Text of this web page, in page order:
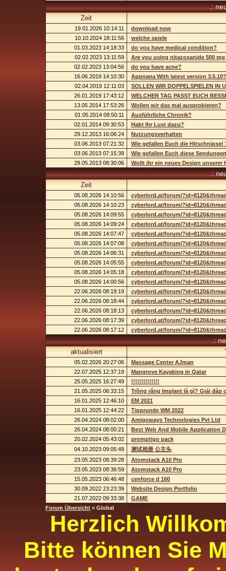
.:
Zeit
19.01.2026 10:14:11
download now
10.10.2024 18:11:56
welche spiele
01.03.2023 14:18:33
do you have medical condition?
02.02.2023 13:11:59
Are you using nitazoxanide 500
02.02.2023 13:04:56
do you have acne?
16.06.2019 14:10:30
Appnana With latest version
02.04.2019 12:11:03
SOLLEN WIR DOPPELSPIELEN IN
26.01.2019 17:43:12
WELCHER TAG PASST EUCH
13.05.2014 17:53:26
Wollen wir das mal ausprobieren?
01.05.2014 09:50:11
Ausführliche Chronik?
02.01.2014 09:30:53
Habt Ihr Lust dazu?
29.12.2013 16:06:24
Nutzungsverhalten
03.06.2013 07:21:32
Wie gefallen Euch die Hitschnipsel
03.06.2013 07:15:39
Wie gefallen Euch diese Sendungen
29.05.2013 08:30:06
Wollt ihr ein neues Design unserer
.:
Zeit
05.08.2026 14:10:56
cyberlord.at/forum/
05.08.2026 14:10:23
cyberlord.at/forum/
05.08.2026 14:09:55
cyberlord.at/forum/
05.08.2026 14:09:24
cyberlord.at/forum/
05.08.2026 14:07:47
cyberlord.at/forum/
05.08.2026 14:07:08
cyberlord.at/forum/
05.08.2026 14:06:31
cyberlord.at/forum/
05.08.2026 14:05:55
cyberlord.at/forum/
05.08.2026 14:05:18
cyberlord.at/forum/
05.08.2026 14:00:56
cyberlord.at/forum/
22.06.2026 08:19:19
cyberlord.at/forum/
22.06.2026 08:18:44
cyberlord.at/forum/
22.06.2026 08:18:13
cyberlord.at/forum/
22.06.2026 08:17:39
cyberlord.at/forum/
22.06.2026 08:17:12
cyberlord.at/forum/
.:
aktualisiert
05.02.2026 20:27:06
Massage Center AJman
22.07.2025 12:37:19
Mangrove Kayaking in Qatar
25.05.2025 16:27:49
!!!!!!!!!!!!!!
21.05.2025 06:33:15
Trồng răng Implant là gì? Giải đáp
16.01.2025 12:46:10
EM 2021
16.01.2025 12:44:22
Tipprunde WM 2022
26.04.2024 08:02:00
Amigoways Technologies Pvt Ltd
26.04.2024 08:00:21
Best Web And Mobile Application
20.02.2024 05:43:02
promptigo pack
04.10.2023 09:05:49
测试相册 公主头
23.05.2023 08:39:28
Atomstack A10 Pro
23.05.2023 08:36:59
Atomstack A10 Pro
15.05.2023 06:46:48
cenforce d 160
30.09.2022 23:23:39
Website Design Portfolio
21.07.2022 09:33:38
GAME
Forum Übersicht » Global
Herzlich
Bitte können Sie